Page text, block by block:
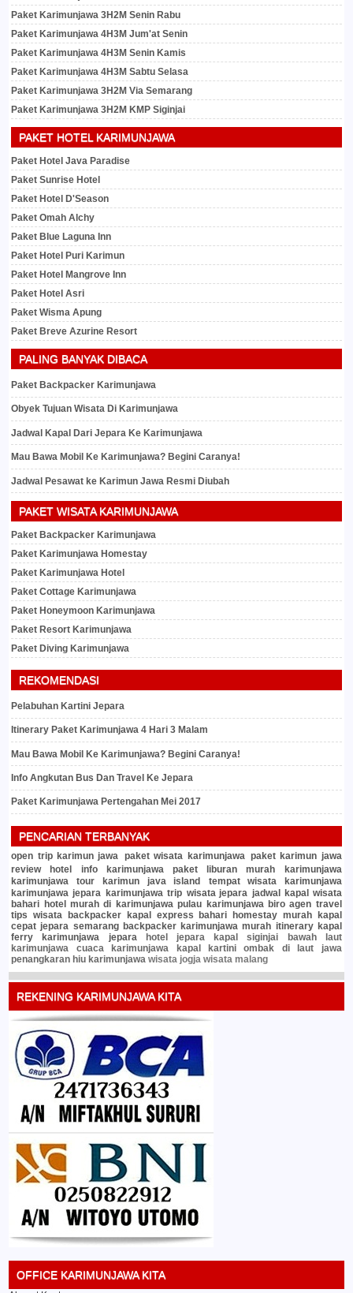
Paket Karimunjawa 3H2M Senin Rabu
Paket Karimunjawa 4H3M Jum'at Senin
Paket Karimunjawa 4H3M Senin Kamis
Paket Karimunjawa 4H3M Sabtu Selasa
Paket Karimunjawa 3H2M Via Semarang
Paket Karimunjawa 3H2M KMP Siginjai
PAKET HOTEL KARIMUNJAWA
Paket Hotel Java Paradise
Paket Sunrise Hotel
Paket Hotel D'Season
Paket Omah Alchy
Paket Blue Laguna Inn
Paket Hotel Puri Karimun
Paket Hotel Mangrove Inn
Paket Hotel Asri
Paket Wisma Apung
Paket Breve Azurine Resort
PALING BANYAK DIBACA
Paket Backpacker Karimunjawa
Obyek Tujuan Wisata Di Karimunjawa
Jadwal Kapal Dari Jepara Ke Karimunjawa
Mau Bawa Mobil Ke Karimunjawa? Begini Caranya!
Jadwal Pesawat ke Karimun Jawa Resmi Diubah
PAKET WISATA KARIMUNJAWA
Paket Backpacker Karimunjawa
Paket Karimunjawa Homestay
Paket Karimunjawa Hotel
Paket Cottage Karimunjawa
Paket Honeymoon Karimunjawa
Paket Resort Karimunjawa
Paket Diving Karimunjawa
REKOMENDASI
Pelabuhan Kartini Jepara
Itinerary Paket Karimunjawa 4 Hari 3 Malam
Mau Bawa Mobil Ke Karimunjawa? Begini Caranya!
Info Angkutan Bus Dan Travel Ke Jepara
Paket Karimunjawa Pertengahan Mei 2017
PENCARIAN TERBANYAK
open trip karimun jawa paket wisata karimunjawa paket karimun jawa
review hotel
info karimunjawa paket liburan murah
karimunjawa
karimunjawa tour
karimun java island
tempat wisata karimunjawa
karimunjawa jepara karimunjawa trip wisata jepara jadwal kapal wisata
bahari hotel murah di karimunjawa pulau karimunjawa biro agen travel
tips wisata
backpacker kapal express bahari homestay murah
kapal
cepat jepara semarang backpacker karimunjawa murah itinerary kapal
ferry karimunjawa jepara
hotel jepara kapal siginjai
bawah laut
karimunjawa
cuaca karimunjawa kapal kartini
ombak di laut jawa
penangkaran hiu karimunjawa wisata jogja wisata malang
REKENING KARIMUNJAWA KITA
OFFICE KARIMUNJAWA KITA